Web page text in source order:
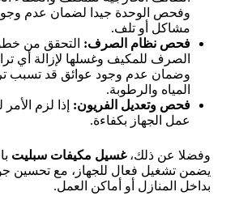
وفحص الوحدة جيدا لضمان عدم
مشاكل أو تلف.
فحص نظام الصرف: التحقق من
الصرف للمكيف وغسلها لإزالة أي
وضمان عدم وجود عوائق قد تسبب
المياه والرطوبة.
فحص وتعديل الفريون: إذا لزم
عمل الجهاز بكفاءة.
وفضلا عن ذلك،غسيل مكيفات سبليت
يضمن تشغيل فعال للجهاز، مع تحسين
بداخل المنازل أو أماكن العمل.